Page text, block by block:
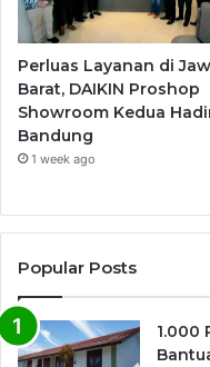
Perluas Layanan di
Barat, DAIKIN Proshop
Showroom Kedua
Bandung
1 week ago
Popular Posts
1.000